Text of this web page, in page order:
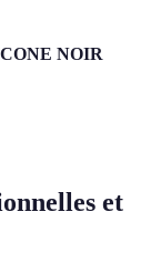
NOIR
et